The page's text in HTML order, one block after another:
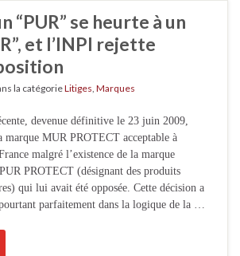
“PUR” se heurte à un
et l’INPI rejette
la catégorieLitiges Marques
devenue définitive le 23 juin 2009,
marque MUR PROTECT acceptable à
malgré l’existence de la marque
PROTECT (désignant des produits
qui lui avait été opposée. Cette décision a
parfaitement dans la logique de la …